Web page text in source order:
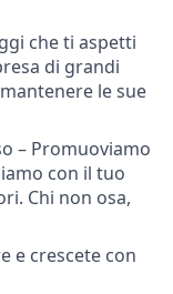
che ti aspetti
di grandi
le sue
– Promuoviamo
con il tuo
Chi non osa,
e crescete con